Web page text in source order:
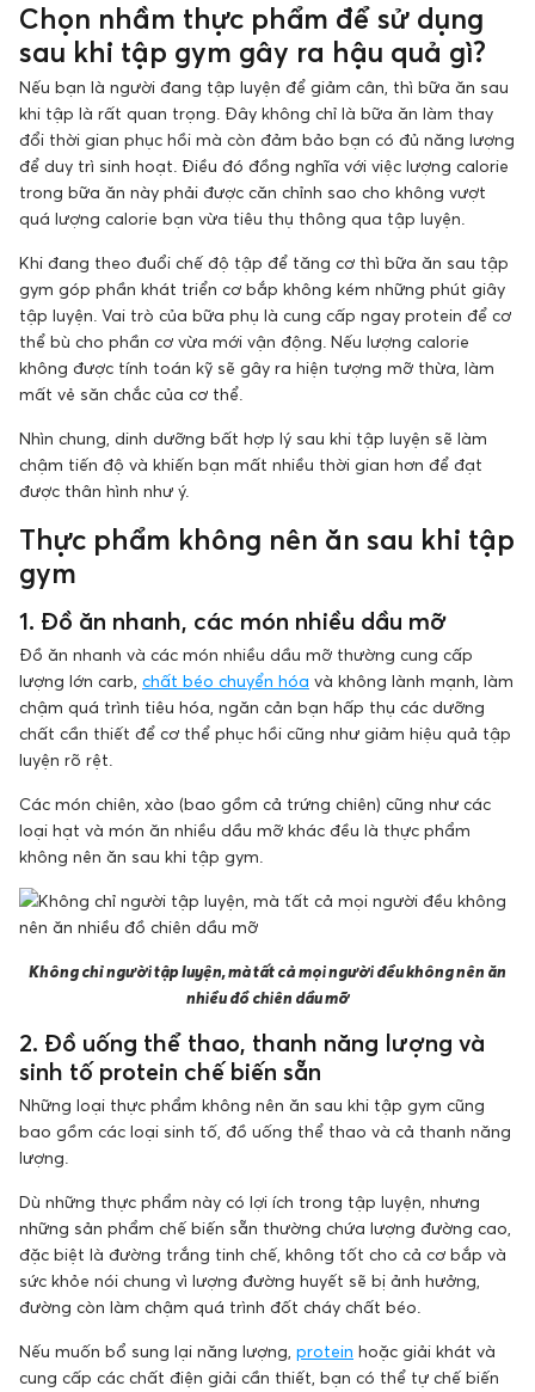
Chọn nhầm thực phẩm để sử dụng
sau khi tập gym gây ra hậu quả gì?
Nếu bạn là người đang tập luyện để giảm cân, thì bữa ăn sau
khi tập là rất quan trọng. Đây không chỉ là bữa ăn làm thay
đổi thời gian phục hồi mà còn đảm bảo bạn có đủ năng lượng
để duy trì sinh hoạt. Điều đó đồng nghĩa với việc lượng calorie
trong bữa ăn này phải được căn chỉnh sao cho không vượt
quá lượng calorie bạn vừa tiêu thụ thông qua tập luyện.
Khi đang theo đuổi chế độ tập để tăng cơ thì bữa ăn sau tập
gym góp phần khát triển cơ bắp không kém những phút giây
tập luyện. Vai trò của bữa phụ là cung cấp ngay protein để cơ
thể bù cho phần cơ vừa mới vận động. Nếu lượng calorie
không được tính toán kỹ sẽ gây ra hiện tượng mỡ thừa, làm
mất vẻ săn chắc của cơ thể.
Nhìn chung, dinh dưỡng bất hợp lý sau khi tập luyện sẽ làm
chậm tiến độ và khiến bạn mất nhiều thời gian hơn để đạt
được thân hình như ý.
Thực phẩm không nên ăn sau khi tập
gym
1. Đồ ăn nhanh, các món nhiều dầu mỡ
Đồ ăn nhanh và các món nhiều dầu mỡ thường cung cấp
lượng lớn carb, chất béo chuyển hóa và không lành mạnh, làm
chậm quá trình tiêu hóa, ngăn cản bạn hấp thụ các dưỡng
chất cần thiết để cơ thể phục hồi cũng như giảm hiệu quả tập
luyện rõ rệt.
Các món chiên, xào (bao gồm cả trứng chiên) cũng như các
loại hạt và món ăn nhiều dầu mỡ khác đều là thực phẩm
không nên ăn sau khi tập gym.
Không chỉ người tập luyện, mà tất cả mọi người đều không nên ăn
nhiều đồ chiên dầu mỡ
2. Đồ uống thể thao, thanh năng lượng và
sinh tố protein chế biến sẵn
Những loại thực phẩm không nên ăn sau khi tập gym cũng
bao gồm các loại sinh tố, đồ uống thể thao và cả thanh năng
lượng.
Dù những thực phẩm này có lợi ích trong tập luyện, nhưng
những sản phẩm chế biến sẵn thường chứa lượng đường cao,
đặc biệt là đường trắng tinh chế, không tốt cho cả cơ bắp và
sức khỏe nói chung vì lượng đường huyết sẽ bị ảnh hưởng,
đường còn làm chậm quá trình đốt cháy chất béo.
Nếu muốn bổ sung lại năng lượng, protein hoặc giải khát và
cung cấp các chất điện giải cần thiết, bạn có thể tự chế biến